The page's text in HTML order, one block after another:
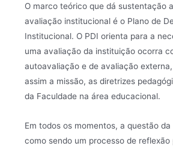
O marco teórico que dá sustentação
avaliação institucional é o Plano de
Institucional. O PDI orienta para a
uma avaliação da instituição ocorra
autoavaliação e de avaliação
assim a missão, as diretrizes
da Faculdade na área educacional.
Em todos os momentos, a questão
como sendo um processo de reflexão